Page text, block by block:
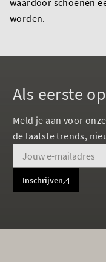
worden.
Als eerste
Meld je aan voor
de laatste trends,
Inschrijven